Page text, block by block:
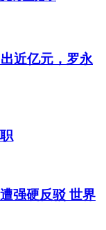
近亿元，罗永
强硬反驳 世界